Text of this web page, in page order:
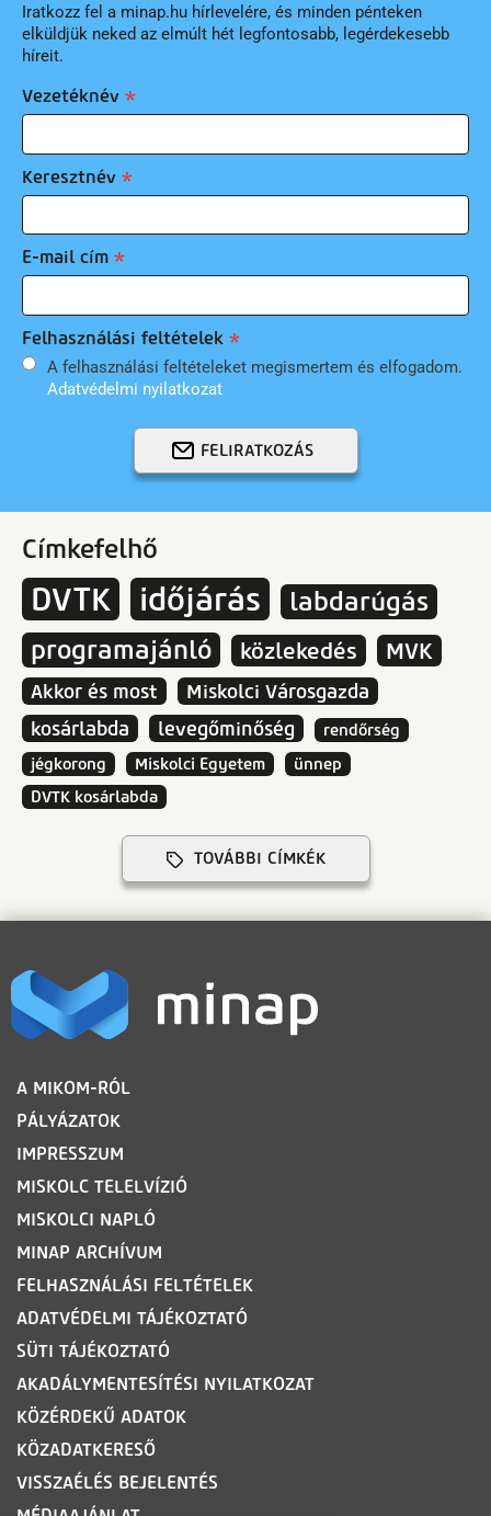
Iratkozz fel a minap.hu hírlevelére, és minden pénteken
elküldjük neked az elmúlt hét legfontosabb, legérdekesebb
híreit.
Vezetéknév
Keresztnév
E-mail cím
Felhasználási feltételek
A felhasználási feltételeket megismertem és elfogadom.
Adatvédelmi nyilatkozat
FELIRATKOZÁS
Címkefelhő
DVTK időjárás
labdarúgás
programajánló
közlekedés MVK
Akkor és most
Miskolci Városgazda
kosárlabda
levegőminőség
rendőrség
jégkorong
Miskolci Egyetem
ünnep
DVTK kosárlabda
TOVÁBBI CÍMKÉK
LÁBLÉC
A MIKOM-RÓL
PÁLYÁZATOK
IMPRESSZUM
MISKOLC TELELVÍZIÓ
MISKOLCI NAPLÓ
MINAP ARCHÍVUM
FELHASZNÁLÁSI FELTÉTELEK
ADATVÉDELMI TÁJÉKOZTATÓ
SÜTI TÁJÉKOZTATÓ
AKADÁLYMENTESÍTÉSI NYILATKOZAT
KÖZÉRDEKŰ ADATOK
KÖZADATKERESŐ
VISSZAÉLÉS BEJELENTÉS